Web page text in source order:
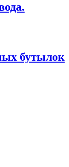
бутылок